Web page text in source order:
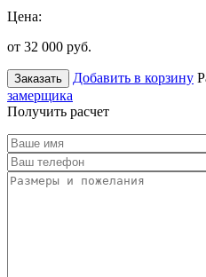
Цена:
от 32 000 руб.
Заказать Добавить в корзину
замерщика
Получить расчет